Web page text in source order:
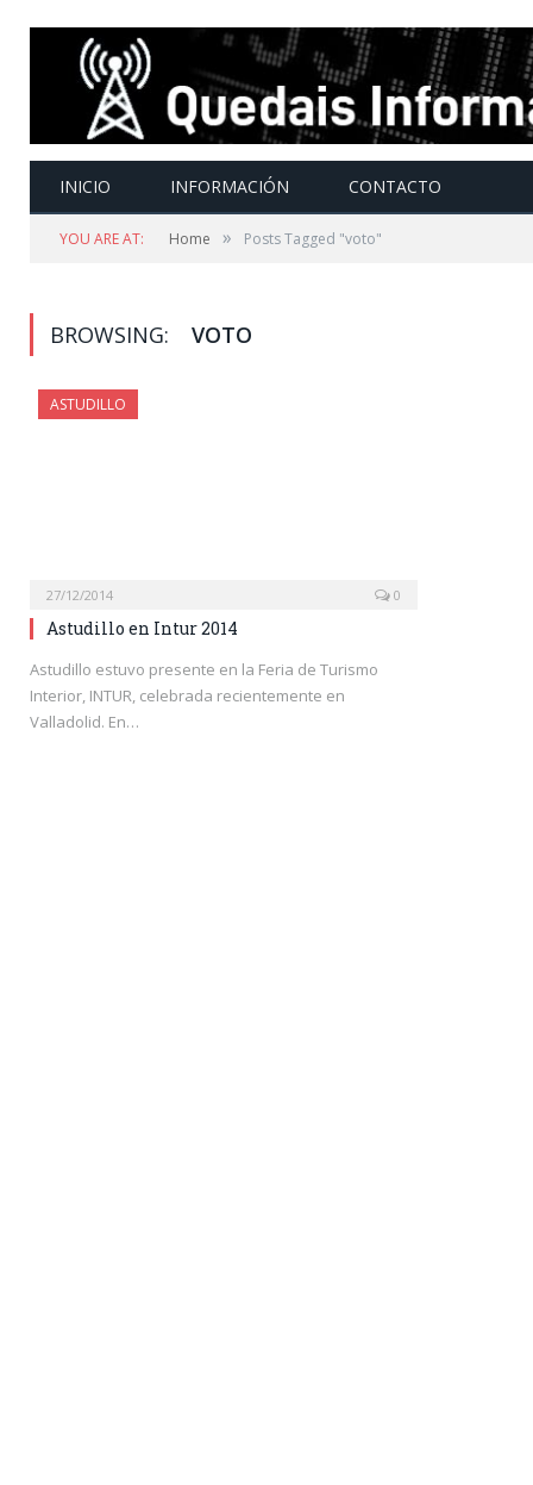
INICIO INFORMACIÓN CONTACTO
YOU ARE AT: Home » Posts Tagged "voto"
BROWSING: VOTO
ASTUDILLO
27/12/2014 0
Astudillo en Intur 2014
Astudillo estuvo presente en la Feria de Turismo
Interior, INTUR, celebrada recientemente en
Valladolid. En…